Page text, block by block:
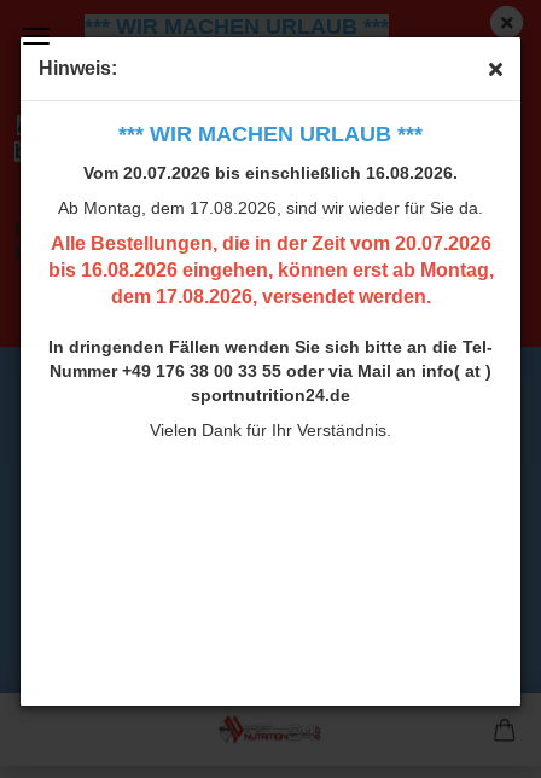
Hinweis:
*** WIR MACHEN URLAUB ***
Vom 20.07.2026 bis einschließlich 16.08.2026.
Ab Montag, dem 17.08.2026, sind wir wieder für Sie da.
Alle Bestellungen, die in der Zeit vom 20.07.2026
bis 16.08.2026 eingehen, können erst ab Montag,
dem 17.08.2026, versendet werden.
In dringenden Fällen wenden Sie sich bitte an die Tel-
Nummer +49 176 38 00 33 55 oder via Mail an info( at )
sportnutrition24.de
Vielen Dank für Ihr Verständnis.
*** WIR MACHEN URLAUB ***
Vom 20.07.2026 bis einschließlich 16.08.2026.
Alle Bestellungen, die in der Zeit vom 20.07.2026
dem 17.08.2026, versendet werden.
In dringenden Fällen wenden Sie sich bitte an die Tel-
Nummer +49 176 38 00 33 55 oder via Mail an info( at )
sportnutrition24.de
Vielen Dank für Ihr Verständnis.